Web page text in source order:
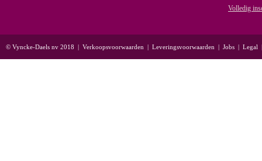
Volledig
© Vyncke-Daels nv 2018 | Verkoopsvoorwaarden | Leveringsvoorwaarden | Jobs | Legal